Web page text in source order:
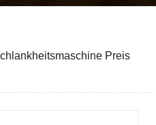
Preis